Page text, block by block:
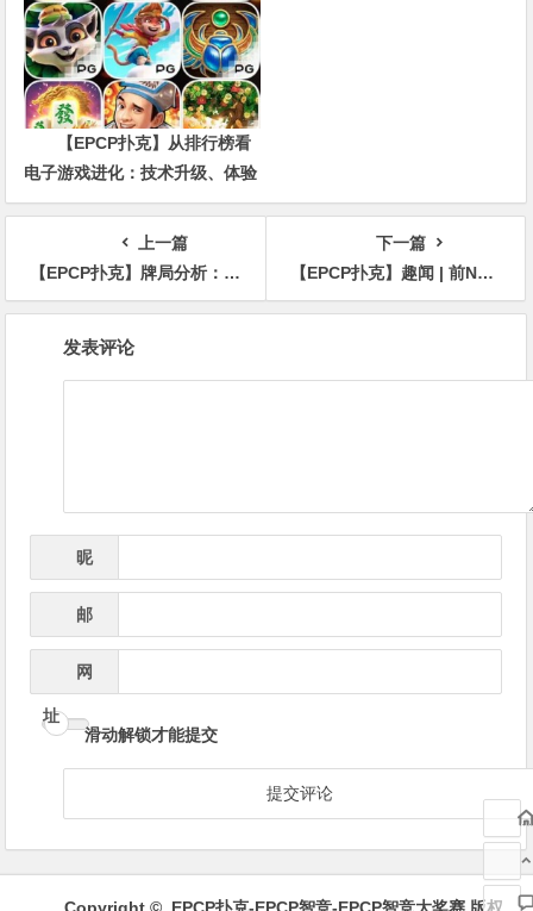
【EPCP扑克】从排行榜看
电子游戏进化：技术升级、体验
创新与未来趋势
上一篇
【EPCP扑克】牌局分析：3Bet底池也挠痒痒
下一篇
【EPCP扑克】趣闻 | 前NBA球星保罗-皮尔斯公开自己丢掉在ESPN的工作的原因
发表评论
昵
*
邮
*
网
址
滑动解锁才能提交
Copyright © EPCP扑克-EPCP智竞-EPCP智竞大奖赛版权